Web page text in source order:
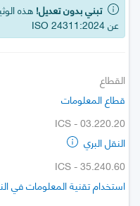
تبني بدون تعديل! هذه
عن ISO 24311:2024
القطاع
قطاع المعلومات
ICS - 03.220.20
النقل البري
ICS - 35.240.60
استخدام تقنية المعلومات في